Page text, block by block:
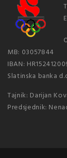
MB: 03057844
IBAN:
Slatinska banka
Tajnik: Darijan
Predsjednik: